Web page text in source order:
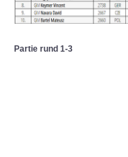
Partie rund 1-3